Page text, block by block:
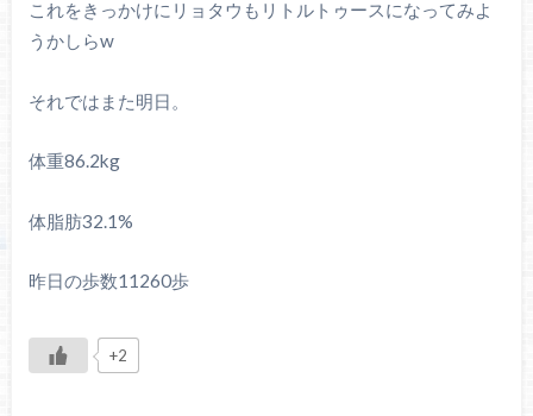
これをきっかけにリョタウもリトルトゥースになってみよ
うかしらw
それではまた明日。
体重86.2kg
体脂肪32.1%
昨日の歩数11260歩
+2